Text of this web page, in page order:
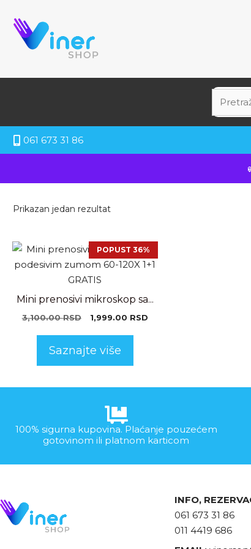
061 673 31 86
Prikazan jedan rezultat
POPUST 36%
Mini prenosivi mikroskop sa...
3,100.00RSD 1,999.00 RSD
Saznajte više
100% sigurna kupovina. Plaćanje pouzećem
gotovinom ili platnom karticom
INFO,
061 673 31 86
011 4419 686